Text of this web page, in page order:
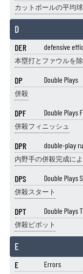
カットボールの平均
D
DER defensive
本塁打とファウルを
DP Double Plays
併殺
DPF Double Plays
併殺フィニッシュ
DPR double-play
内野手の併殺完成に
DPS Double Plays
併殺スタート
DPT Double Plays
併殺ピボット
E
E Errors